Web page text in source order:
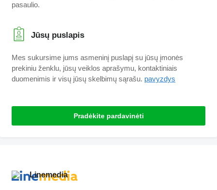
pasaulio.
Jūsų puslapis
Mes sukursime jums asmeninį puslapį su jūsų įmonės
prekiniu ženklu, jūsų veiklos aprašymu, kontaktiniais
duomenimis ir visų jūsų skelbimų sąrašu. pavyzdys
Pradėkite pardavinėti